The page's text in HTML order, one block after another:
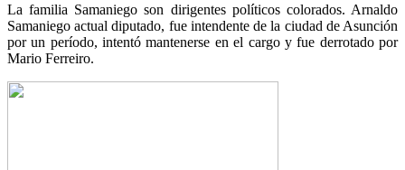
La familia Samaniego son dirigentes políticos colorados. Arnaldo
Samaniego actual diputado, fue intendente de la ciudad de Asunción
por un período, intentó mantenerse en el cargo y fue derrotado por
Mario Ferreiro.